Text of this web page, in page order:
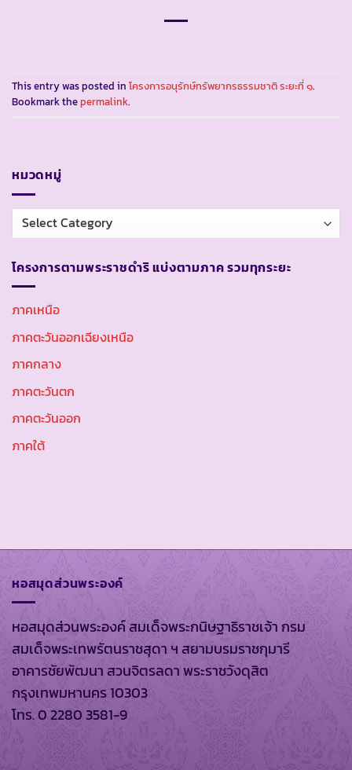
This entry was posted in โครงการอนุรักษ์ทรัพยากรธรรมชาติ ระยะที่ ๑.
Bookmark thepermalink.
หมวดหมู่
หมวด
หมู่
โครงการตามพระราชดำริ แบ่งตามภาค รวมทุกระยะ
ภาคเหนือ
ภาคตะวันออกเฉียงเหนือ
ภาคกลาง
ภาคตะวันตก
ภาคตะวันออก
ภาคใต้
หอสมุดส่วนพระองค์
หอสมุดส่วนพระองค์ สมเด็จพระกนิษฐาธิราชเจ้า กรม
สมเด็จพระเทพรัตนราชสุดา ฯ สยามบรมราชกุมารี
อาคารชัยพัฒนา สวนจิตรลดา พระราชวังดุสิต
กรุงเทพมหานคร 10303
โทร. 0 2280 3581-9